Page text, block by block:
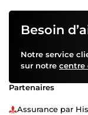
Besoin
Notre service
sur notre centre
Partenaires
Assurance par